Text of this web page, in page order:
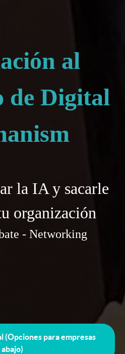
al
de Digital
la IA y sacarle
organización
- Networking
(Opciones para empresas
abajo)